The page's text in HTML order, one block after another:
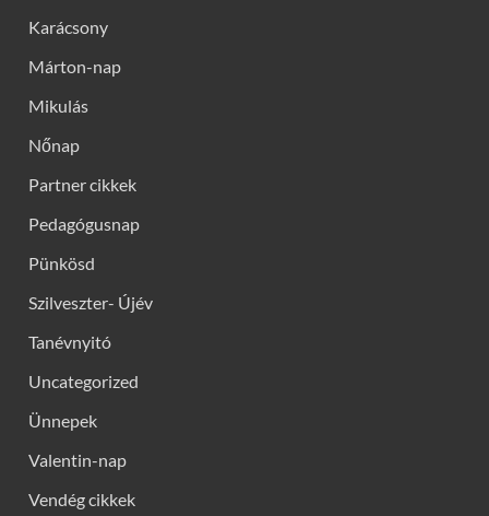
Karácsony
Márton-nap
Mikulás
Nőnap
Partner cikkek
Pedagógusnap
Pünkösd
Szilveszter- Újév
Tanévnyitó
Uncategorized
Ünnepek
Valentin-nap
Vendég cikkek